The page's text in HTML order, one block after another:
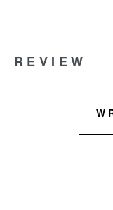
REVIEW